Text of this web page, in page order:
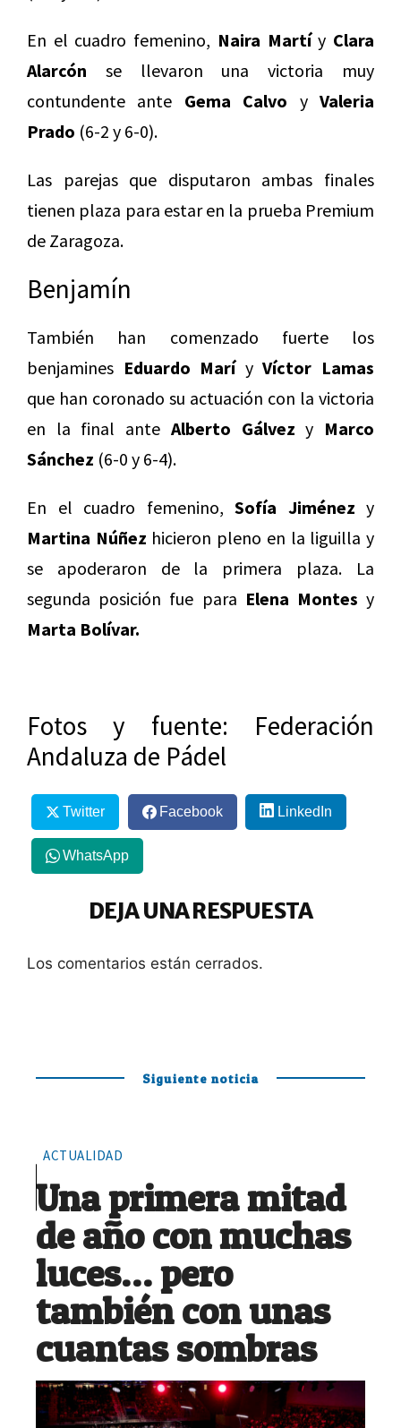
En el cuadro femenino, Naira Martíy Clara
Alarcón se llevaron una victoria muy
contundente ante Gema Calvo yValeria
Prado (6-2 y 6-0).
Las parejas que disputaron ambas finales
tienen plaza para estar en la prueba Premium
de Zaragoza.
Benjamín
También han comenzado fuerte los
benjamines Eduardo MaríyVíctor Lamas
que han coronado su actuación con la victoria
en la final ante Alberto Gálvez y Marco
Sánchez (6-0 y 6-4).
En el cuadro femenino, Sofía Jiménez y
Martina Núñez hicieron pleno en la liguilla y
se apoderaron de la primera plaza. La
segunda posición fue para Elena Montes y
Marta Bolívar.
Fotos y fuente: Federación
Andaluza de Pádel
Twitter Facebook LinkedIn
WhatsApp
DEJA UNA RESPUESTA
Los comentarios están cerrados.
Siguiente noticia
ACTUALIDAD
Una primera mitad
de año con muchas
luces… pero
también con unas
cuantas sombras